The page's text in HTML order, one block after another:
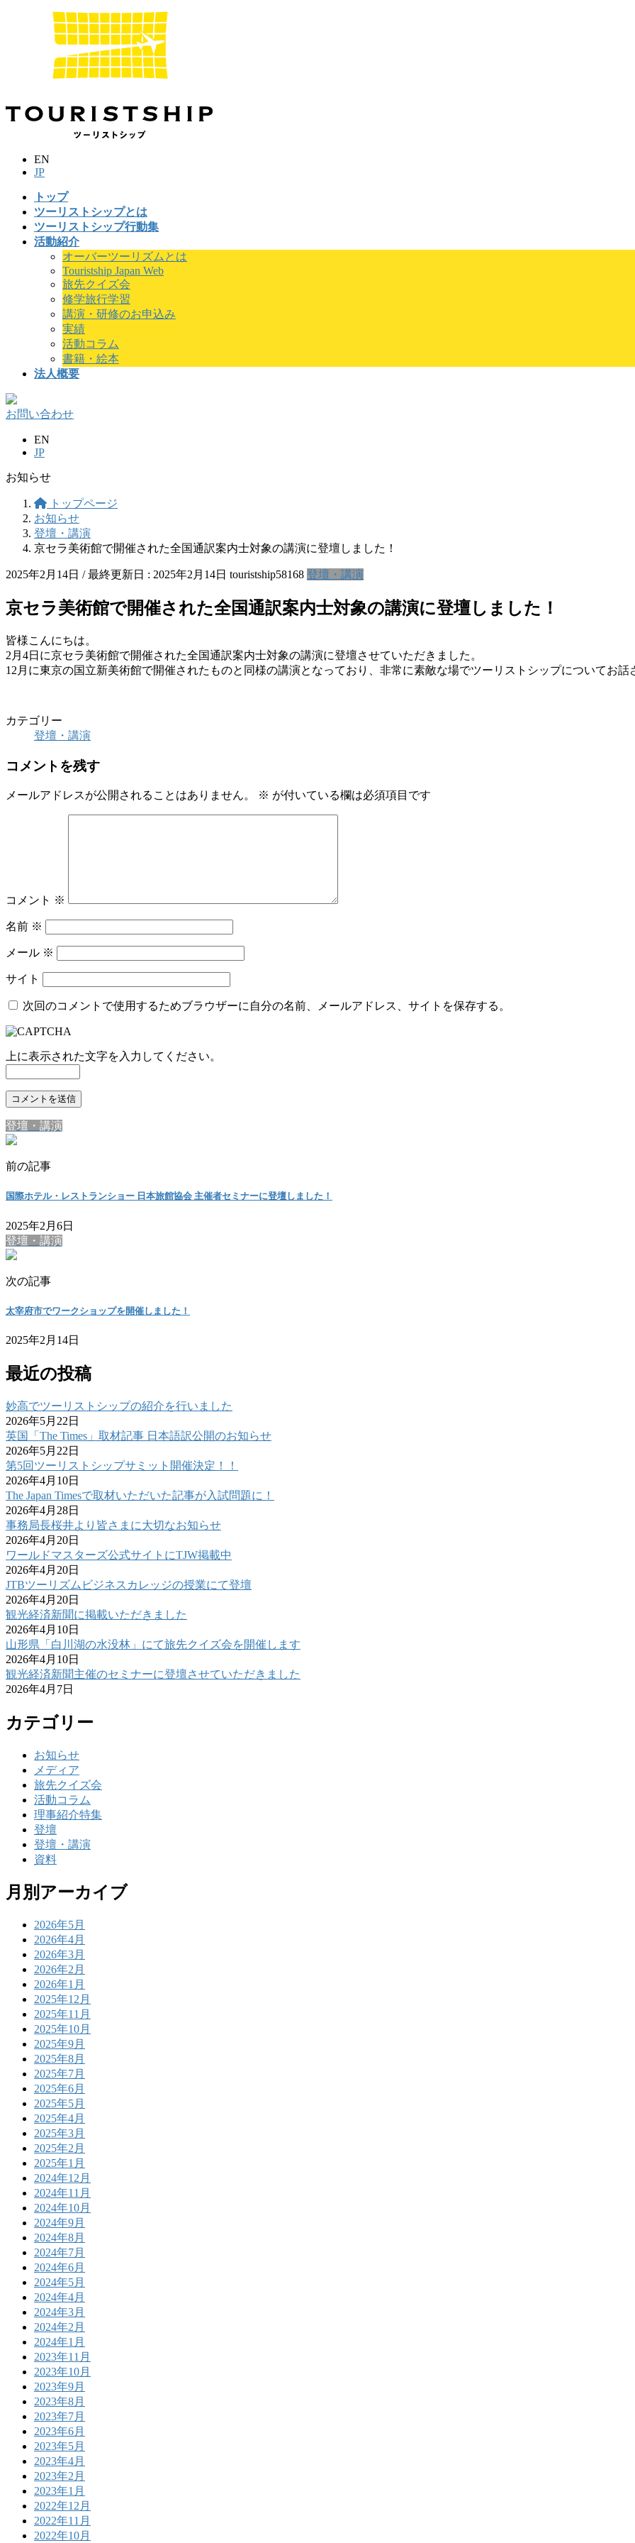
移
動
ン
に
EN
JP
トップ
ツーリストシップとは
ツーリストシップ行動集
活動紹介
オーバーツーリズムとは
Touristship Japan Web
旅先クイズ会
修学旅行学習
講演・研修のお申込み
実績
活動コラム
書籍・絵本
法人概要
お問い合わせ
EN
JP
お知らせ
トップページ
お知らせ
登壇・講演
京セラ美術館で開催された全国通訳案内士対象の講演に登壇しました！
2025年2月14日 / 最終更新日 : 2025年2月14日 touristship58168 登壇・講演
京セラ美術館で開催された全国通訳案内士対象の講演に登壇しました！
皆様こんにちは。
2月4日に京セラ美術館で開催された全国通訳案内士対象の講演に登壇させていただきました。
12月に東京の国立新美術館で開催されたものと同様の講演となっており、非常に素敵な場でツーリストシップについてお話
カテゴリー
登壇・講演
コメントを残す
メールアドレスが公開されることはありません。 ※ が付いている欄は必須項目です
コメント ※
名前 ※
メール ※
サイト
次回のコメントで使用するためブラウザーに自分の名前、メールアドレス、サイトを保存する。
上に表示された文字を入力してください。
登壇・講演
前の記事
国際ホテル・レストランショー 日本旅館協会 主催者セミナーに登壇しました！
2025年2月6日
登壇・講演
次の記事
太宰府市でワークショップを開催しました！
2025年2月14日
最近の投稿
妙高でツーリストシップの紹介を行いました
2026年5月22日
英国「The Times」取材記事 日本語訳公開のお知らせ
2026年5月22日
第5回ツーリストシップサミット開催決定！！
2026年4月10日
The Japan Timesで取材いただいた記事が入試問題に！
2026年4月28日
事務局長桜井より皆さまに大切なお知らせ
2026年4月20日
ワールドマスターズ公式サイトにTJW掲載中
2026年4月20日
JTBツーリズムビジネスカレッジの授業にて登壇
2026年4月20日
観光経済新聞に掲載いただきました
2026年4月10日
山形県「白川湖の水没林」にて旅先クイズ会を開催します
2026年4月10日
観光経済新聞主催のセミナーに登壇させていただきました
2026年4月7日
カテゴリー
お知らせ
メディア
旅先クイズ会
活動コラム
理事紹介特集
登壇
登壇・講演
資料
月別アーカイブ
2026年5月
2026年4月
2026年3月
2026年2月
2026年1月
2025年12月
2025年11月
2025年10月
2025年9月
2025年8月
2025年7月
2025年6月
2025年5月
2025年4月
2025年3月
2025年2月
2025年1月
2024年12月
2024年11月
2024年10月
2024年9月
2024年8月
2024年7月
2024年6月
2024年5月
2024年4月
2024年3月
2024年2月
2024年1月
2023年11月
2023年10月
2023年9月
2023年8月
2023年7月
2023年6月
2023年5月
2023年4月
2023年2月
2023年1月
2022年12月
2022年11月
2022年10月